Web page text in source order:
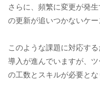
さらに、頻繁に変更が発
の更新が追いつかないケー
このような課題に対応す
導入が進んでいますが、
の工数とスキルが必要とな